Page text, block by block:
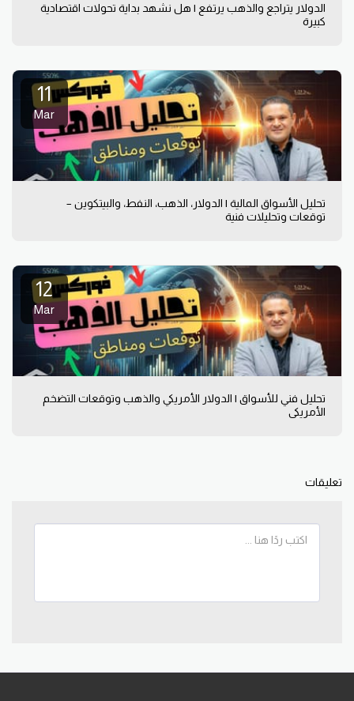
الدولار يتراجع والذهب يرتفع | هل نشهد بداية تحولات اقتصادية
كبيرة
11
Mar
تحليل الأسواق المالية | الدولار، الذهب، النفط، والبيتكوين –
توقعات وتحليلات فنية
12
Mar
تحليل فني للأسواق | الدولار الأمريكي والذهب وتوقعات التضخم
الأمريكي
تعليقات